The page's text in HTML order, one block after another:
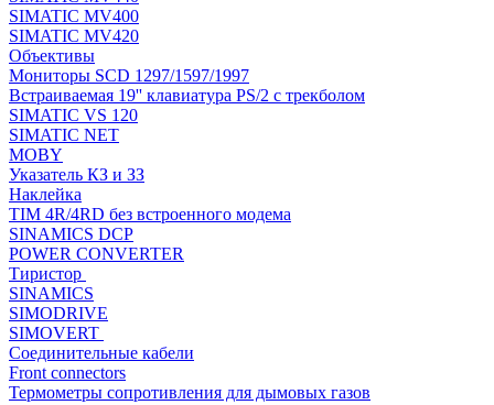
SIMATIC MV400
SIMATIC MV420
Объективы
Мониторы SCD 1297/1597/1997
Встраиваемая 19'' клавиатура PS/2 с трекболом
SIMATIC VS 120
SIMATIC NET
MOBY
Указатель КЗ и ЗЗ
Наклейка
TIM 4R/4RD без встроенного модема
SINAMICS DCP
POWER CONVERTER
Тиристор
SINAMICS
SIMODRIVE
SIMOVERT
Соединительные кабели
Front connectors
Термометры сопротивления для дымовых газов